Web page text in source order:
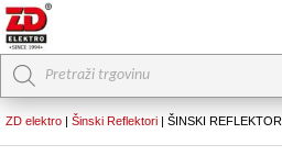
Products
search
ZD elektro | Šinski Reflektori | ŠINSKI